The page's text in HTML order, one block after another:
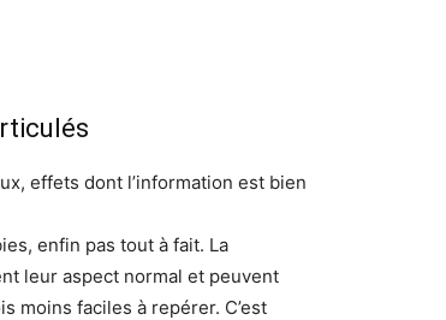
effets dont l’information est bien
enfin pas tout à fait. La
leur aspect normal et peuvent
moins faciles à repérer. C’est